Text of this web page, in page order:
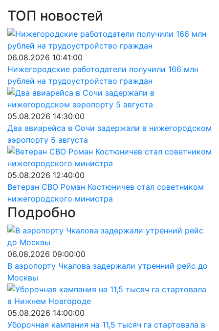
ТОП новостей
06.08.2026 10:41:00
Нижегородские работодатели получили 166 млн
рублей на трудоустройство граждан
05.08.2026 14:30:00
Два авиарейса в Сочи задержали в нижегородском
аэропорту 5 августа
05.08.2026 12:40:00
Ветеран СВО Роман Костюничев стал советником
нижегородского министра
Подробно
06.08.2026 09:00:00
В аэропорту Чкалова задержали утренний рейс до
Москвы
05.08.2026 14:00:00
Уборочная кампания на 11,5 тысяч га стартовала в